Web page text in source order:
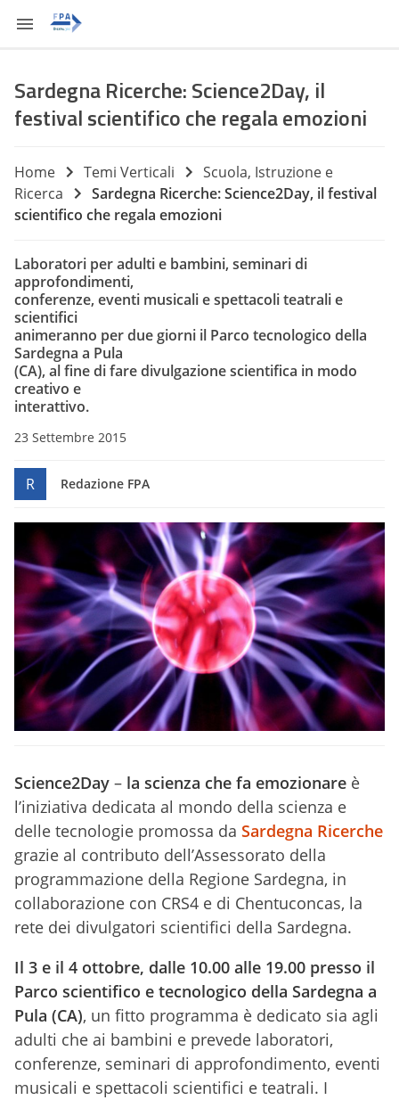
Sardegna Ricerche: Science2Day, il
festival scientifico che regala emozioni
Home Temi Verticali
Scuola, Istruzione e
Ricerca
Sardegna Ricerche: Science2Day, il festival
scientifico che regala emozioni
Laboratori per adulti e bambini, seminari di
approfondimenti,
conferenze, eventi musicali e spettacoli teatrali e
scientifici
animeranno per due giorni il Parco tecnologico della
Sardegna a Pula
(CA), al fine di fare divulgazione scientifica in modo
creativo e
interattivo.
23 Settembre 2015
R Redazione FPA
Science2Day – la scienza che fa emozionare è
l’iniziativa dedicata al mondo della scienza e
delle tecnologie promossa da Sardegna Ricerche
grazie al contributo dell’Assessorato della
programmazione della Regione Sardegna, in
collaborazione con CRS4 e di Chentuconcas, la
rete dei divulgatori scientifici della Sardegna.
Il 3 e il 4 ottobre, dalle 10.00 alle 19.00 presso il
Parco scientifico e tecnologico della Sardegna a
Pula (CA), un fitto programma è dedicato sia agli
adulti che ai bambini e prevede laboratori,
conferenze, seminari di approfondimento, eventi
musicali e spettacoli scientifici e teatrali. I